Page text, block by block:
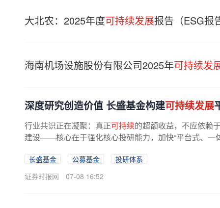
大北农：2025年度可持续发展报告（ESG报
海南机场设施股份有限公司2025年可持续发
深度研究创造价值 长盛基金构建可持续发展
行业共识正在凝聚：真正可持续的超额收益，不应依赖
建设——核心在于强化核心投研能力，加快“平台式、一
长盛基金 公募基金
投研体系
证券时报网
07-08 16:52